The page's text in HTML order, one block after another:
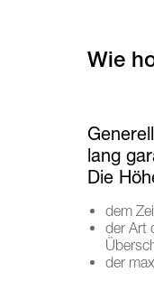
Wie
lang
Die
dem
der Art
der